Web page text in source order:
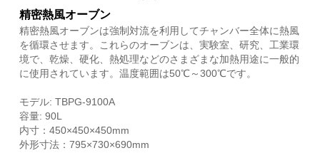
精密熱風オーブン
精密熱風オーブンは強制対流を利用してチャンバー全体に熱風
を循環させます。これらのオーブンは、実験室、研究、工業環
境で、乾燥、硬化、熱処理などのさまざまな加熱用途に一般的
に使用されています。温度範囲は50℃～300℃です。
モデル: TBPG-9100A
容量: 90L
内寸：450×450×450mm
外形寸法：795×730×690mm